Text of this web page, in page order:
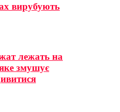
вирубують
лежать на
змушує